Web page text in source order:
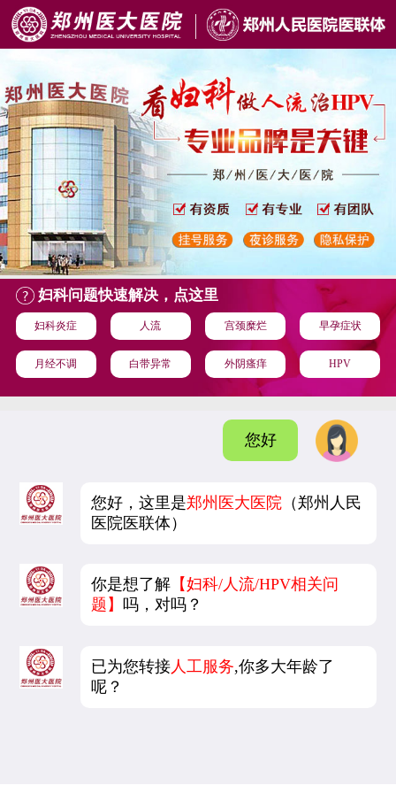
妇科问题快速解决，点这里
妇科炎症 人流 宫颈糜烂 早孕症状
月经不调 白带异常 外阴瘙痒 HPV
您好
您好，这里是郑州医大医院 （郑州人民
医院医联体）
你是想了解 【妇科/人流/HPV相关问
题】吗，对吗？
已为您转接 人工服务,你多大年龄了
呢？